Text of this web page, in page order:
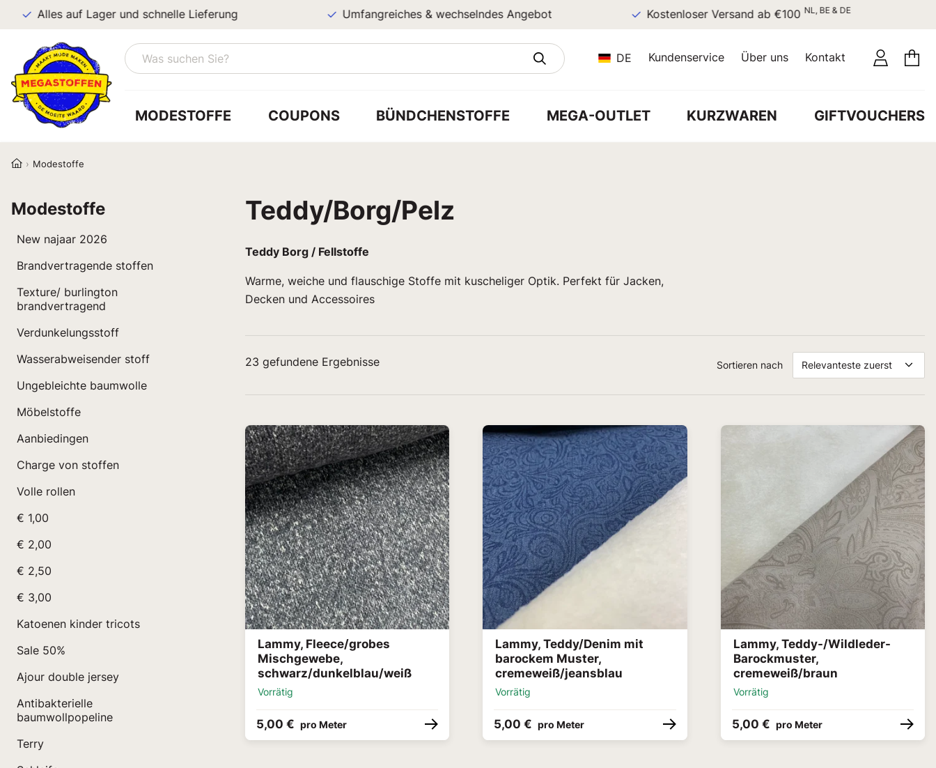
Alles auf Lager und schnelle Lieferung Umfangreiches & wechselndes Angebot Kostenloser Versand ab €100 NL, BE & DE
DE Kundenservice Über uns Kontakt
MODESTOFFE COUPONS BÜNDCHENSTOFFE MEGA-OUTLET KURZWAREN GIFTVOUCHERS
Modestoffe
Modestoffe
New najaar 2026
Brandvertragende stoffen
Texture/ burlington
brandvertragend
Verdunkelungsstoff
Wasserabweisender stoff
Ungebleichte baumwolle
Möbelstoffe
Aanbiedingen
Charge von stoffen
Volle rollen
€ 1,00
€ 2,00
€ 2,50
€ 3,00
Katoenen kinder tricots
Sale 50%
Ajour double jersey
Antibakterielle
baumwollpopeline
Terry
Teddy/Borg/Pelz
Teddy Borg / Fellstoffe
Warme, weiche und flauschige Stoffe mit kuscheliger Optik. Perfekt für Jacken,
Decken und Accessoires
Sortieren nach Relevanteste zuerst
23 gefundene Ergebnisse
Lammy, Fleece/grobes
Mischgewebe,
schwarz/dunkelblau/weiß
Vorrätig
5,00 € pro Meter
Lammy, Teddy/Denim mit
barockem Muster,
cremeweiß/jeansblau
Vorrätig
5,00 € pro Meter
Lammy, Teddy-/Wildleder-
Barockmuster,
cremeweiß/braun
Vorrätig
5,00 € pro Meter